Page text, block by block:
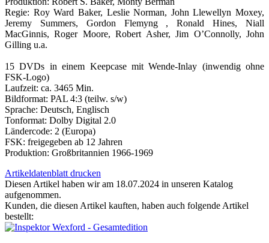
Regie: Roy Ward Baker, Leslie Norman, John Llewellyn Moxey,
Jeremy Summers, Gordon Flemyng , Ronald Hines, Niall
MacGinnis, Roger Moore, Robert Asher, Jim O’Connolly, John
Gilling u.a.
15 DVDs in einem Keepcase mit Wende-Inlay (inwendig ohne
FSK-Logo)
Laufzeit: ca. 3465 Min.
Bildformat: PAL 4:3 (teilw. s/w)
Sprache: Deutsch, Englisch
Tonformat: Dolby Digital 2.0
Ländercode: 2 (Europa)
FSK: freigegeben ab 12 Jahren
Produktion: Großbritannien 1966-1969
Artikeldatenblatt drucken
Diesen Artikel haben wir am 18.07.2024 in unseren Katalog
aufgenommen.
Kunden, die diesen Artikel kauften, haben auch folgende Artikel
bestellt: